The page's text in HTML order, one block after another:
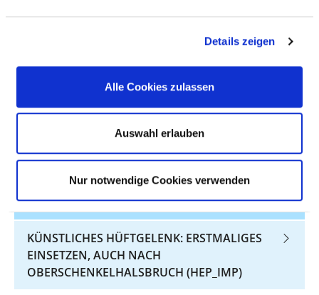
Details zeigen
Alle Cookies zulassen
Auswahl erlauben
Nur notwendige Cookies verwenden
DRUCKGESCHWÜR (DEKUBITUS):
VORBEUGUNG DURCH PFLEGERISCHE
KÜNSTLICHES HÜFTGELENK: ERSTMALIGES
EINSETZEN ODER AUSTAUSCH (HGV-HEP)
FRÜH- UND NEUGEBORENENVERSORGUNG
(PM-NEO)
KÜNSTLICHES HÜFTGELENK: ERSTMALIGES
EINSETZEN, AUCH NACH
OBERSCHENKELHALSBRUCH (HEP_IMP)